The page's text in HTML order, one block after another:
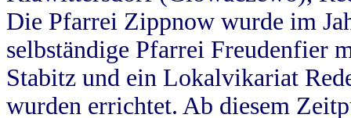
Die Pfarrei Zippnow wurde im
selbständige Pfarrei Freudenfier
Stabitz und ein Lokalvikariat
wurden errichtet. Ab diesem